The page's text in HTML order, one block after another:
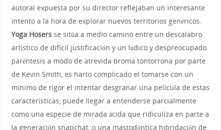
autoral expuesta por su director reflejaban un interesante
intento a la hora de explorar nuevos territorios genéricos.
Yoga Hosersse sitúa a medio camino entre un descalabro
artístico de difícil justificación y un lúdico y despreocupado
paréntesis a modo de atrevida broma tontorrona por parte
de Kevin Smith, es harto complicado el tomarse con un
mínimo de rigor el intentar desgranar una película de estas
características, puede llegar a entenderse parcialmente
como una especie de mirada ácida que ridiculiza en parte a
la generación snapchat, o una mastodóntica hibridación de